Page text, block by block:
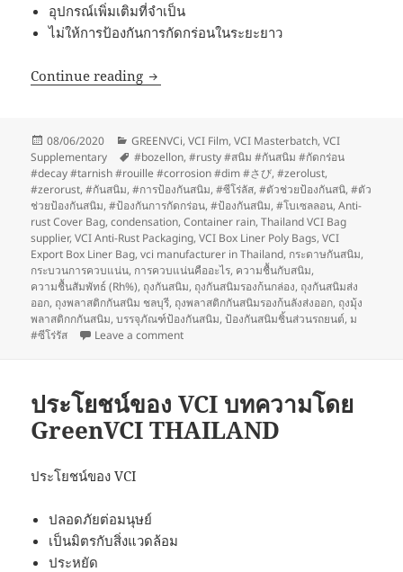
อุปกรณ์เพิ่มเติมที่จำเป็น
ไม่ให้การป้องกันการกัดกร่อนในระยะยาว
Continue reading ทางเลือก VCi – ทางเลือกใช้ทดแทนผลิตภัณ
Posted
on
08/06/2020 Categories
GREENVCi,VCI Film,VCI Masterbatch,VCI
Supplementary
Tags
#bozellon,#rusty #สนิม #กันสนิม #กัดกร่อน
#decay #tarnish #rouille #corrosion #dim #さび,#zerolust,
#zerorust,#กันสนิม,#การป้องกันสนิม,#ซีโร่ลัส,#ตัวช่วยป้องกันสนิ,#ตัว
ช่วยป้องกันสนิม,#ป้องกันการกัดกร่อน,#ป้องกันสนิม,#โบเซลลอน,Anti-
rust Cover Bag,condensation,Container rain,Thailand VCI Bag
supplier,VCI Anti-Rust Packaging,VCI Box Liner Poly Bags,VCI
Export Box Liner Bag,vci manufacturer in Thailand, กระดาษกันสนิม,
กระบวนการควบแน่น, การควบแน่นคืออะไร, ความชื้นกับสนิม,
ความชื้นสัมพัทธ์ (Rh%), ถุงกันสนิม, ถุงกันสนิมรองก้นกล่อง, ถุงกันสนิมส่ง
ออก, ถุงพลาสติกกันสนิม ชลบุรี, ถุงพลาสติกกันสนิมรองก้นลังส่งออก, ถุงมุ้ง
พลาสติกกกันสนิม,บรรจุภัณฑ์ป้องกันสนิม,ป้องกันสนิมชิ้นส่วนรถยนต์,ม
#ซีโร่รัส
Leave a commenton ทางเลือก VCi – ทางเลือกใช้ทดแทนผลิตภัณ
ประโยชน์ของ VCI บทความโดย
GreenVCI THAILAND
ประโยชน์ของ VCI
ปลอดภัยต่อมนุษย์
เป็นมิตรกับสิ่งแวดล้อม
ประหยัด